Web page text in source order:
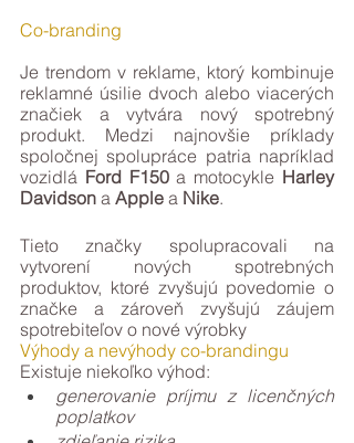
Co-branding
Je trendom v reklame, ktorý kombinuje
reklamné úsilie dvoch alebo viacerých
značiek a vytvára nový spotrebný
produkt. Medzi najnovšie príklady
spoločnej spolupráce patria napríklad
vozidlá Ford F150 a motocykle Harley
Davidson a Apple a Nike.
Tieto značky spolupracovali na
vytvorení nových spotrebných
produktov, ktoré zvyšujú povedomie o
značke a zároveň zvyšujú záujem
spotrebiteľov o nové výrobky
Výhody a nevýhody co-brandingu
Existuje niekoľko výhod:
generovanie príjmu z licenčných
poplatkov